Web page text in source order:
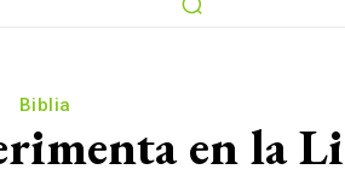
Biblia
en la